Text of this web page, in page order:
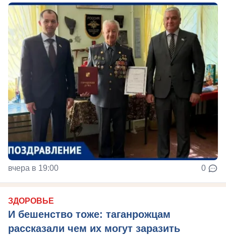
вчера в 19:00 0
ЗДОРОВЬЕ
И бешенство тоже: таганрожцам
рассказали чем их могут заразить